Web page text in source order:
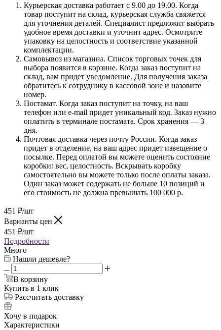
Курьерская доставка работает с 9.00 до 19.00. Когда
товар поступит на склад, курьерская служба свяжется
для уточнения деталей. Специалист предложит выбрать
удобное время доставки и уточнит адрес. Осмотрите
упаковку на целостность и соответствие указанной
комплектации.
Самовывоз из магазина. Список торговых точек для
выбора появится в корзине. Когда заказ поступит на
склад, вам придет уведомление. Для получения заказа
обратитесь к сотруднику в кассовой зоне и назовите
номер.
Постамат. Когда заказ поступит на точку, на ваш
телефон или e-mail придет уникальный код. Заказ нужно
оплатить в терминале постамата. Срок хранения — 3
дня.
Почтовая доставка через почту России. Когда заказ
придет в отделение, на ваш адрес придет извещение о
посылке. Перед оплатой вы можете оценить состояние
коробки: вес, целостность. Вскрывать коробку
самостоятельно вы можете только после оплаты заказа.
Один заказ может содержать не больше 10 позиций и
его стоимость не должна превышать 100 000 р.
451 ₽/шт
Варианты цен
451 ₽/шт
Подробности
Много
Нашли дешевле?
В корзину
Купить в 1 клик
Рассчитать доставку
Хочу в подарок
Характеристики